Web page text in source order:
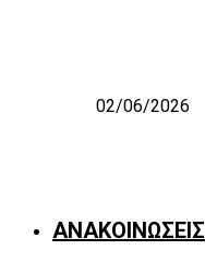
02/06/2026
ΑΝΑΚΟΙΝΩΣΕΙΣ